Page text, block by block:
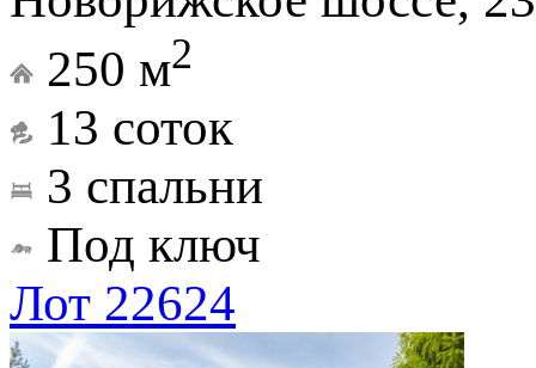
250 м2
13 соток
3 спальни
Под ключ
Лот 22624